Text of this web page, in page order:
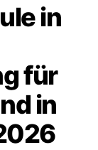
in
für
in